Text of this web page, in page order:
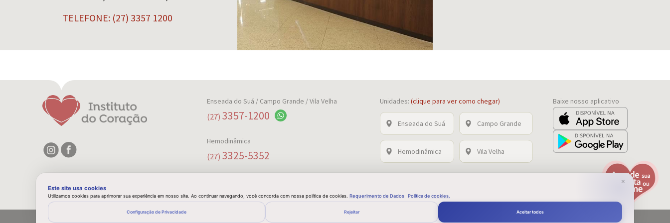
TELEFONE: (27) 3357 1200
Enseada do Suá / Campo Grande / Vila Velha
(27) 3357-1200
Hemodinâmica
(27) 3325-5352
Unidades: (clique para ver como chegar)
Enseada do Suá Campo Grande
Hemodinâmica Vila Velha
Baixe nosso aplicativo
×
Este site usa cookies
Utilizamos cookies para aprimorar sua experiência em nosso site. Ao continuar navegando, você concorda com nossa política de cookies. Requerimento de Dados Política de cookies.
Configuração de Privacidade Rejeitar Aceitar todos